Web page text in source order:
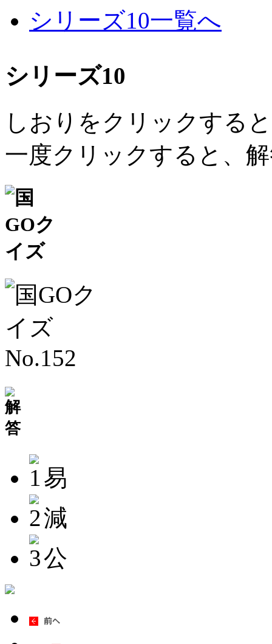
シリーズ10一覧へ
シリーズ10
しおりをクリックする
一度クリックすると、
易
減
公